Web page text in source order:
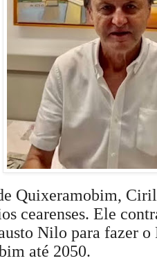
Quixeramobim,
cearenses. Ele
Nilo para fazer
até 2050.